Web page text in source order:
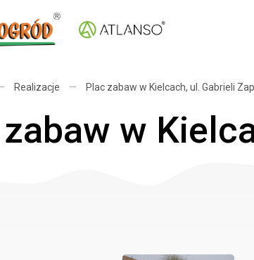
Realizacje — Plac zabaw w Kielcach, ul. Gabrieli
w